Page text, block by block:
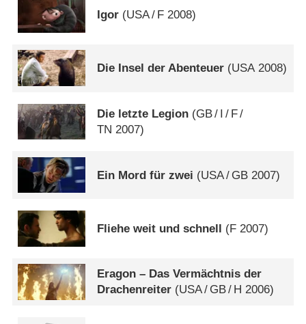
Igor (USA/ F 2008)
Die Insel der Abenteuer (USA2008)
Die letzte Legion (GB/ I / F/
TN 2007)
Ein Mord für zwei (USA/ GB 2007)
Fliehe weit und schnell (F 2007)
Eragon – Das Vermächtnis der
Drachenreiter (USA/ GB/ H 2006)